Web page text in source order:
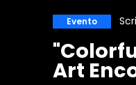
Evento
Art